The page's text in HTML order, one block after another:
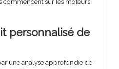
commencent sur les moteurs
personnalisé de
une analyse approfondie de